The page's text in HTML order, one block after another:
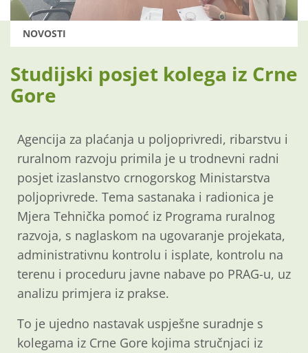
NOVOSTI
Studijski posjet kolega iz Crne
Gore
Agencija za plaćanja u poljoprivredi, ribarstvu i
ruralnom razvoju primila je u trodnevni radni
posjet izaslanstvo crnogorskog Ministarstva
poljoprivrede. Tema sastanaka i radionica je
Mjera Tehnička pomoć iz Programa ruralnog
razvoja, s naglaskom na ugovaranje projekata,
administrativnu kontrolu i isplate, kontrolu na
terenu i proceduru javne nabave po PRAG-u, uz
analizu primjera iz prakse.
To je ujedno nastavak uspješne suradnje s
kolegama iz Crne Gore kojima stručnjaci iz